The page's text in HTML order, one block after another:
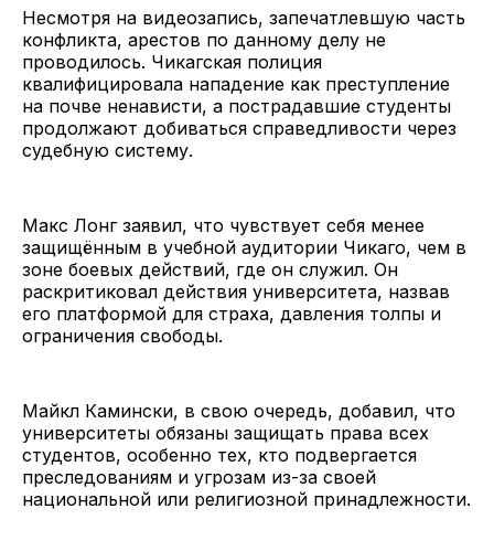
Несмотря на видеозапись, запечатлевшую часть
конфликта, арестов по данному делу не
проводилось. Чикагская полиция
квалифицировала нападение как преступление
на почве ненависти, а пострадавшие студенты
продолжают добиваться справедливости через
судебную систему.
Макс Лонг заявил, что чувствует себя менее
защищённым в учебной аудитории Чикаго, чем в
зоне боевых действий, где он служил. Он
раскритиковал действия университета, назвав
его платформой для страха, давления толпы и
ограничения свободы.
Майкл Камински, в свою очередь, добавил, что
университеты обязаны защищать права всех
студентов, особенно тех, кто подвергается
преследованиям и угрозам из-за своей
национальной или религиозной принадлежности.